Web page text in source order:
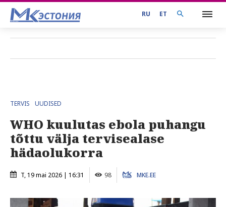
RU ET
TERVIS UUDISED
WHO kuulutas ebola puhangu
tõttu välja tervisealase
hädaolukorra
T, 19 mai 2026 | 16:31 98 MKE.EE